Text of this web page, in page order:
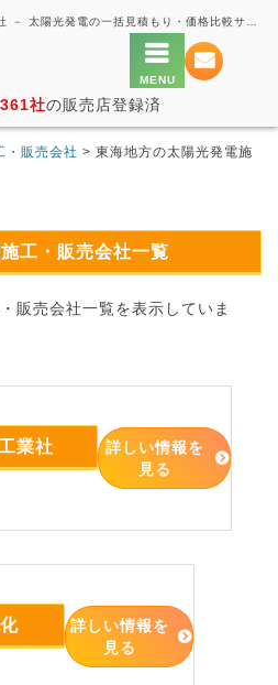
361社の販売店登録済
・販売会社 > 東海地方の太陽光発電施
工・販売会社一覧
販売会社一覧を表示していま
業社
詳しい情報を
見る
詳しい情報を
見る